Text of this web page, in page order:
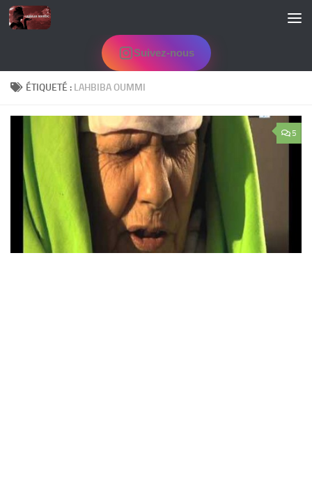
Skip to content
Suivez-nous
ÉTIQUETÉ : LAHBIBA OUMMI
5